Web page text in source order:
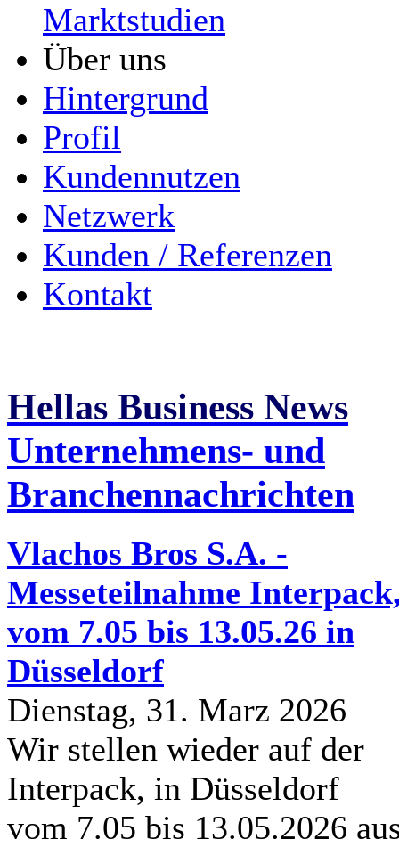
Marktstudien
Über uns
Hintergrund
Profil
Kundennutzen
Netzwerk
Kunden / Referenzen
Kontakt
Hellas Business News
Unternehmens- und
Branchennachrichten
Vlachos Bros S.A. -
Messeteilnahme
vom 7.05 bis 13.05.26 in
Düsseldorf
Dienstag, 31. Marz 2026
Wir stellen wieder auf der
Interpack, in Düsseldorf
vom 7.05 bis 13.05.2026